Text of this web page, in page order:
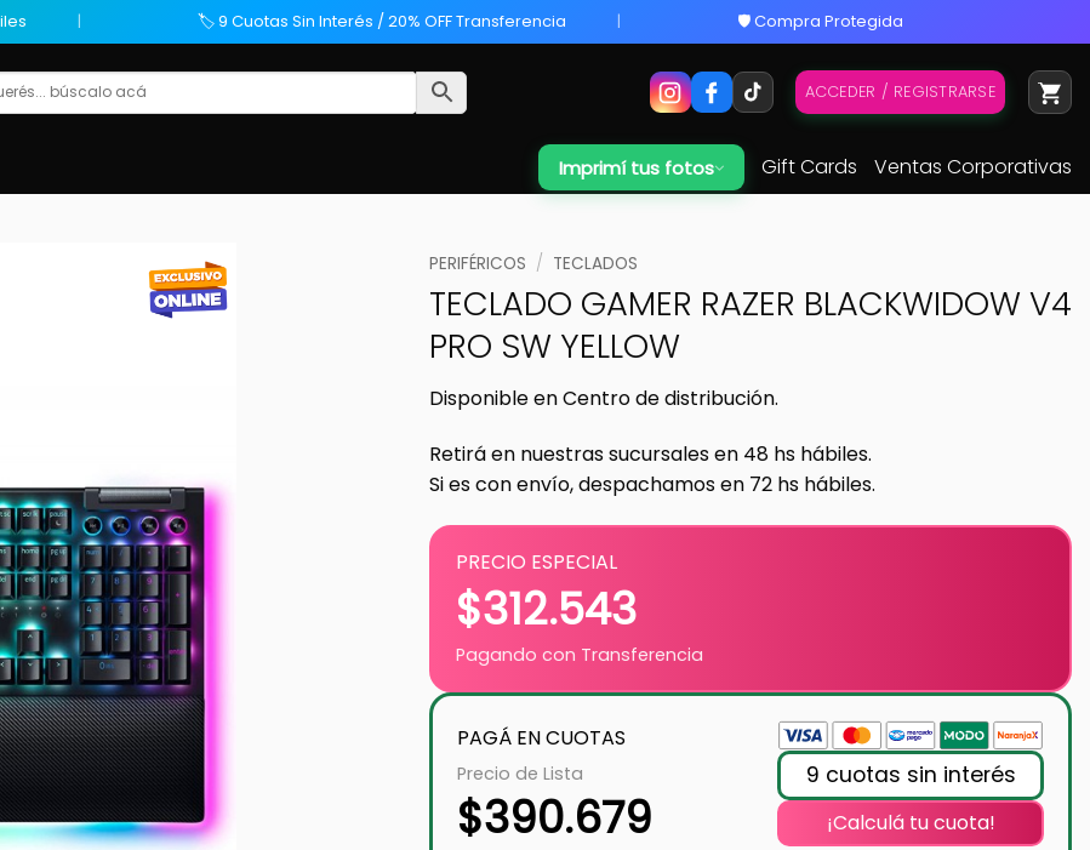
🏷️ 9 Cuotas Sin Interés / 20% OFF Transferencia 🛡️ Compra Protegida
ACCEDER / REGISTRARSE
Imprimí tus fotos Gift Cards Ventas Corporativas
PERIFÉRICOS / TECLADOS
TECLADO GAMER RAZER BLACKWIDOW V4
PRO SW YELLOW
Disponible en Centro de distribución.
Retirá en nuestras sucursales en 48 hs hábiles.
Si es con envío, despachamos en 72 hs hábiles.
PRECIO ESPECIAL
$312.543
Pagando con Transferencia
PAGÁ EN CUOTAS
Precio de Lista
$390.679
9 cuotas sin interés
¡Calculá tu cuota!